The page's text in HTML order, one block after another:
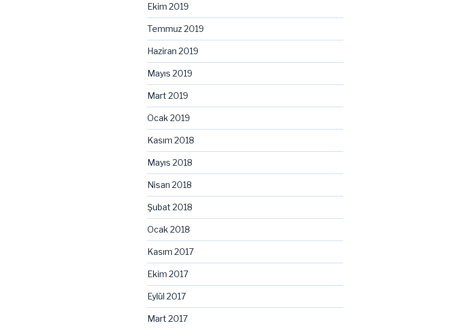
Ekim 2019
Temmuz 2019
Haziran 2019
Mayıs 2019
Mart 2019
Ocak 2019
Kasım 2018
Mayıs 2018
Nisan 2018
Şubat 2018
Ocak 2018
Kasım 2017
Ekim 2017
Eylül 2017
Mart 2017